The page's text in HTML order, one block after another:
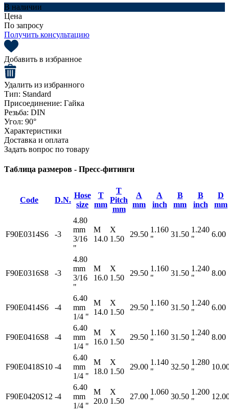
В наличии
Цена
По запросу
Получить консультацию
Добавить в избранное
Удалить из избранного
Тип: Standard
Присоединение: Гайка
Резьба: DIN
Угол: 90°
Характеристики
Доставка и оплата
Задать вопрос по товару
Таблица размеров - Пресс-фитинги
Code D.N.
Hose
size
T
mm
T
Pitch
mm
A
mm
A
inch
B
mm
B
inch
D
mm
F90E0314S6 -3
4.80
mm
3/16
"
M
14.0
X
1.50
29.50
1.160
"
31.50
1.240
"
6.00
F90E0316S8 -3
4.80
mm
3/16
"
M
16.0
X
1.50
29.50
1.160
"
31.50
1.240
"
8.00
F90E0414S6 -4
6.40
mm
1/4 "
M
14.0
X
1.50
29.50
1.160
"
31.50
1.240
"
6.00
F90E0416S8 -4
6.40
mm
1/4 "
M
16.0
X
1.50
29.50
1.160
"
31.50
1.240
"
8.00
F90E0418S10 -4
6.40
mm
1/4 "
M
18.0
X
1.50
29.00
1.140
"
32.50
1.280
"
F90E0420S12 -4
6.40
mm
1/4 "
M
20.0
X
1.50
27.00
1.060
"
30.50
1.200
"